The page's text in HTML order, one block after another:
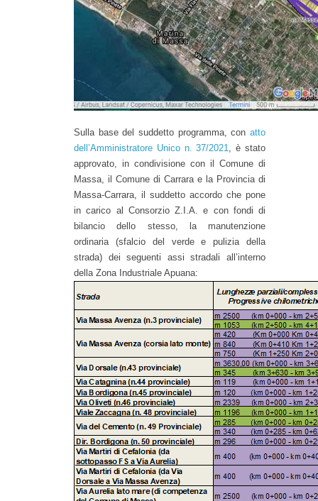
Sulla base del suddetto programma, con atto
dell’Amministratore Unico n. 37/2021, è stato
approvato, in condivisione con il Comune di
Massa, il Comune di Carrara e la Provincia di
Massa-Carrara, il suddetto accordo che pone
in carico al Consorzio Z.I.A. e con fondi di
bilancio dello stesso, la manutenzione
ordinaria (sfalcio del verde e pulizia della
strada) dei seguenti assi stradali all’interno
della Zona Industriale Apuana: